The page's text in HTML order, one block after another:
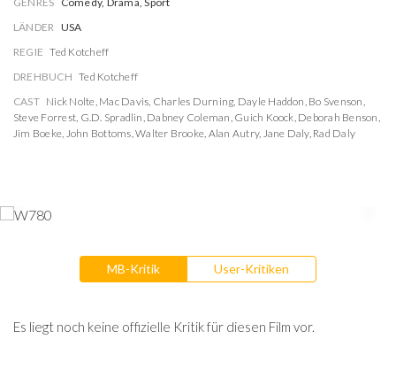
LÄNDER USA
REGIE Ted Kotcheff
DREHBUCH Ted Kotcheff
CAST Nick Nolte, Mac Davis, Charles Durning, Dayle Haddon, Bo Svenson,
Steve Forrest, G.D. Spradlin, Dabney Coleman, Guich Koock, Deborah Benson,
Jim Boeke, John Bottoms,Walter Brooke, Alan Autry, Jane Daly, Rad Daly
MB-Kritik User-Kritiken
Es liegt noch keine offizielle Kritik für diesen Film vor.